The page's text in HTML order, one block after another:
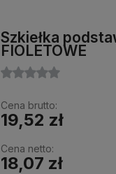
Szkiełka
FIOLETOWE
Cena brutto:
19,52 zł
Cena netto:
18,07 zł